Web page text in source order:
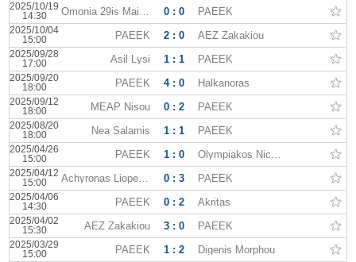
2025/10/19
14:30
Omonia 29is Maiou 0 : 0 PAEEK
2025/10/04
15:00
PAEEK 2 : 0 AEZ Zakakiou
2025/09/28
17:00
Asil Lysi 1 : 1 PAEEK
2025/09/20
18:00
PAEEK 4 : 0 Halkanoras
2025/09/12
18:00
MEAP Nisou 0 : 2 PAEEK
2025/08/20
18:00
Nea Salamis 1 : 1 PAEEK
2025/04/26
15:00
PAEEK 1 : 0 Olympiakos Nicosia
2025/04/12
15:00
Achyronas Liopetriou 0 : 3 PAEEK
2025/04/06
14:30
PAEEK 0 : 2 Akritas
2025/04/02
15:30
AEZ Zakakiou 3 : 0 PAEEK
2025/03/29
15:00
PAEEK 1 : 2 Digenis Morphou